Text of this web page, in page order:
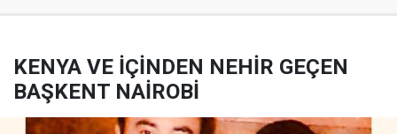
KENYA VE İÇİNDEN NEHİR GEÇEN
BAŞKENT NAİROBİ